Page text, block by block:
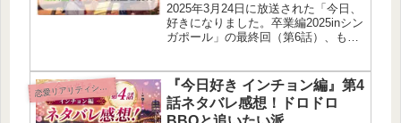
2025年3月24日に放送された「今日、
好きになりました。卒業編2025inシン
ガポール」の最終回（第6話）、もう
たあとも余韻がすごすぎたのよ…！告
白タイムで生まれたカップ...
恋
愛リアリティショー
『今日好き インチョン編』第4
話ネタバレ感想！ドロドロ